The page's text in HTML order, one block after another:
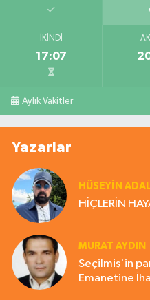
İKINDI
17:07
Aylık Vakitler
Yazarlar
HÜSEYIN
HİÇLERİN
MURAT AYDIN
Seçilmiş'in
Emanetine